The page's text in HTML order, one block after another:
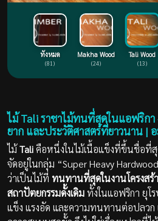
ทั้งหมด
(81)
Makha Wood
(24)
Tali Wood
(13)
ไม้ Tali ราชาไม้ทนที่สุดในแอฟริกา
ยาก และประวัติศาสตร์ที่ยาวนาน |
ไม้Taliคือหนึ่งในไม้เนื้อแข็งที่ขึ้นชื่อที่
จัดอยู่ในกลุ่ม “Super Heavy
ว่าเป็นไม้ที่ ทนทานที่สุดในงานโครงสร้
สถาปัตยกรรมดั้งเดิม ทั้งในแอฟริกา ยุโ
แข็ง แรงอัด และความทนทานต่อปลวก